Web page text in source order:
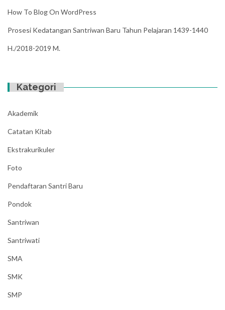
How To Blog On WordPress
Prosesi Kedatangan Santriwan Baru Tahun Pelajaran 1439-1440
H./2018-2019 M.
Kategori
Akademik
Catatan Kitab
Ekstrakurikuler
Foto
Pendaftaran Santri Baru
Pondok
Santriwan
Santriwati
SMA
SMK
SMP